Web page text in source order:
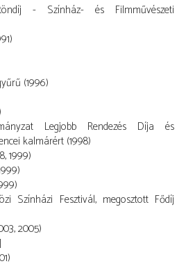
- Színház- és Filmművészeti
(1996)
Legjobb Rendezés Díja és
kalmárért (1998)
1999)
Színházi Fesztivál, megosztott Fődíj
2005)